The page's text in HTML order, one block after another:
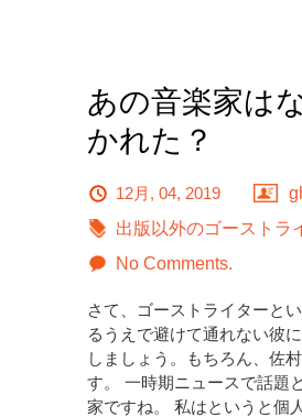
あの音楽家は
かれた？
12月, 04, 2019
出版以外のゴーストラ
No Comments.
さて、ゴーストライターと
るうえで避けて通れない彼
しましょう。もちろん、佐
す。 一時期ニュースで話題
家ですね。 私はというと個